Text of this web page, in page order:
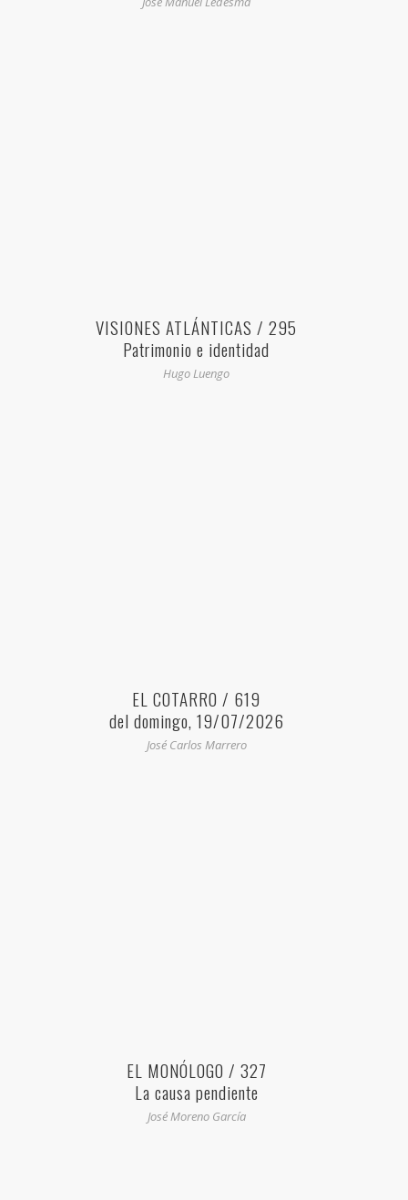
VISIONES ATLÁNTICAS / 295
Patrimonio e identidad
Hugo Luengo
EL COTARRO / 619
del domingo, 19/07/2026
José Carlos Marrero
EL MONÓLOGO / 327
La causa pendiente
José Moreno García